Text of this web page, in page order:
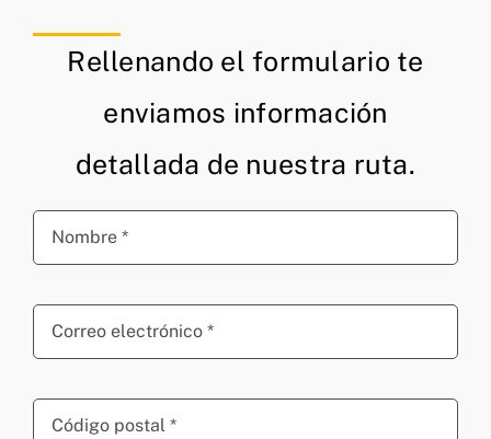
Rellenando el formulario te
enviamos información
detallada de nuestra ruta.